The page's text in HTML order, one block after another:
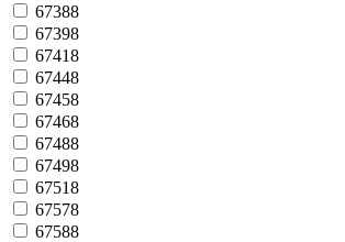
67388
67398
67418
67448
67458
67468
67488
67498
67518
67578
67588